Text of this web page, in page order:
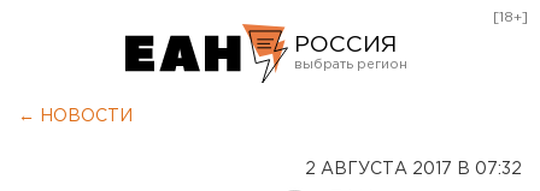
РОССИЯ
[18+]
← НОВОСТИ
2 АВГУСТА 2017 В 07:32